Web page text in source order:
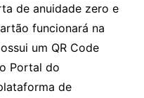
de anuidade zero e
funcionará na
um QR Code
Portal do
de